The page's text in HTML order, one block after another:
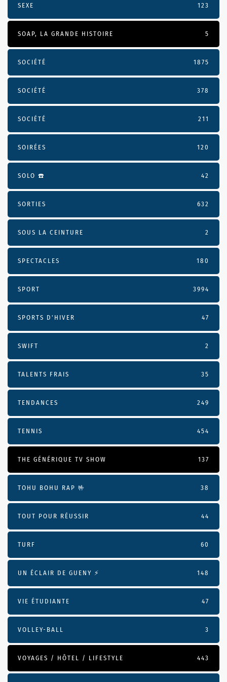
SEXE 123
SOAP, LA GRANDE HISTOIRE 5
SOCIÉTÉ 1875
SOCIÉTÉ 378
SOCIÉTÉ 211
SOIRÉES 120
SOLO ☎️ 42
SORTIES 632
SOUS LA CEINTURE 2
SPECTACLES 180
SPORT 3994
SPORTS D'HIVER 47
SWIFT 2
TALENTS FRAIS 35
TENDANCES 249
TENNIS 454
THE GÉNÉRIQUE TV SHOW 137
TOHU BOHU RAP 🤟 38
TOUT POUR RÉUSSIR 44
TURF 60
UN ÉCLAIR DE GUENY ⚡️ 148
VIE ÉTUDIANTE 47
VOLLEY-BALL 3
VOYAGES / HÔTEL / LIFESTYLE 443